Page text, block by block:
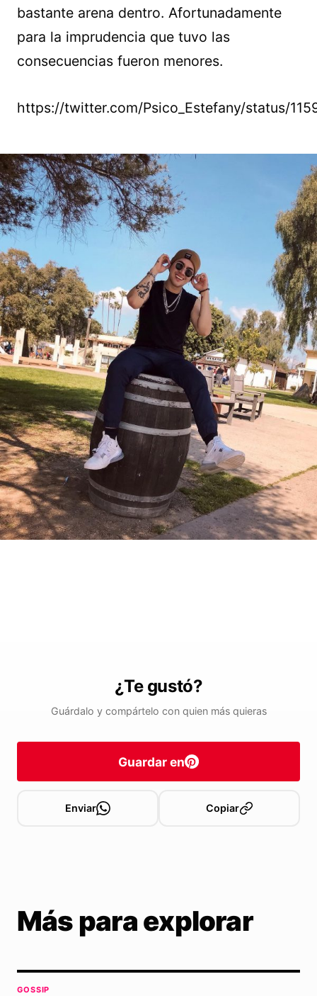
bastante arena dentro. Afortunadamente
para la imprudencia que tuvo las
consecuencias fueron menores.
https://twitter.com/Psico_Estefany/status/
¿Te gustó?
Guárdalo y compártelo con quien más quieras
Guardar en
Enviar Copiar
Más para explorar
GOSSIP